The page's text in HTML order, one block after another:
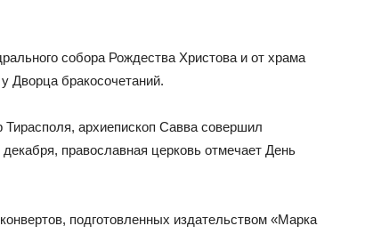
собора Рождества Христова и от храма
Дворца бракосочетаний.
архиепископ Савва совершил
православная церковь отмечает День
подготовленных издательством «Марка